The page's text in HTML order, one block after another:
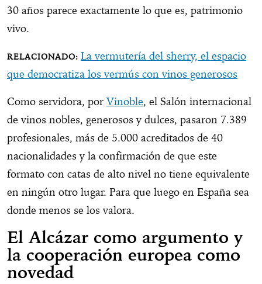
30 años parece exactamente lo que es, patrimonio
vivo.
La vermutería del sherry, el espacio
que democratiza los vermús con vinos generosos
Como servidora, por Vinoble, el Salón internacional
de vinos nobles, generosos y dulces, pasaron 7.389
profesionales, más de 5.000 acreditados de 40
nacionalidades y la confirmación de que este
formato con catas de alto nivel no tiene equivalente
en ningún otro lugar. Para que luego en España sea
donde menos se los valora.
El Alcázar como argumento y
la cooperación europea como
novedad